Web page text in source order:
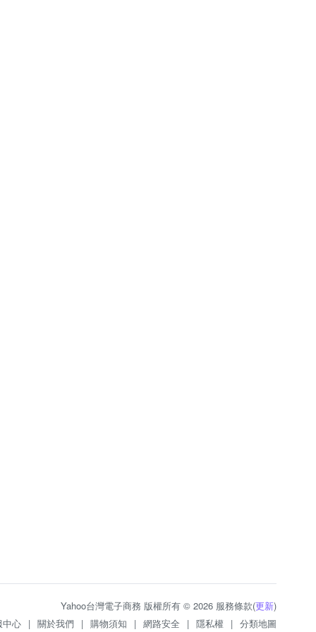
Yahoo台灣電子商務 版權所有 © 2026 服務條款(更新)
中心 | 關於我們 | 購物須知 | 網路安全 | 隱私權 | 分類地圖